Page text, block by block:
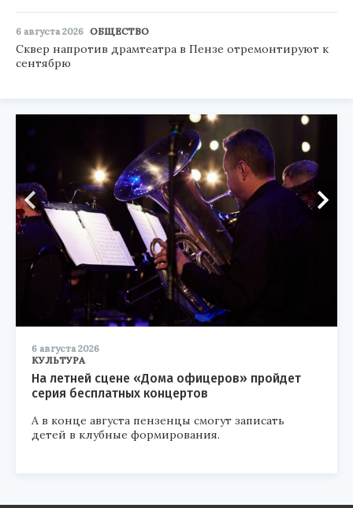
6 августа 2026 ОБЩЕСТВО
Сквер напротив драмтеатра в Пензе отремонтируют к
сентябрю
6 августа 2026
КУЛЬТУРА
На летней сцене «Дома офицеров» пройдет
серия бесплатных концертов
А в конце августа пензенцы смогут записать
детей в клубные формирования.